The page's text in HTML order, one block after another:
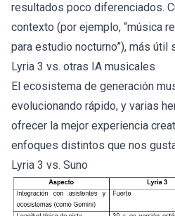
resultados poco diferenciados.
contexto (por ejemplo, “música
para estudio nocturno”), más útil
Lyria 3 vs. otras IA musicales
El ecosistema de generación
evolucionando rápido, y varias
ofrecer la mejor experiencia
enfoques distintos que nos
Lyria 3 vs. Suno